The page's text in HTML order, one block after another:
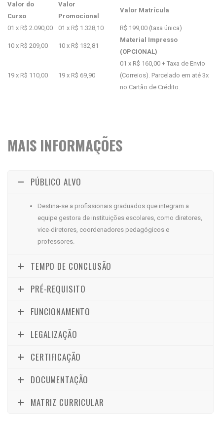
Valor do
Curso
Valor
Promocional
Valor Matrícula
01 x R$ 2.090,00 01 x R$ 1.328,10 R$ 199,00 (taxa única)
10 x R$ 209,00 10 x R$ 132,81
Material Impresso
(OPCIONAL)
19 x R$ 110,00 19 x R$ 69,90
01 x R$ 160,00 + Taxa de Envio
(Correios). Parcelado em até 3x
no Cartão de Crédito.
MAIS INFORMAÇÕES
PÚBLICO ALVO
Destina-se a profissionais graduados que integram a
equipe gestora de instituições escolares, como diretores,
vice-diretores, coordenadores pedagógicos e
professores.
TEMPO DE CONCLUSÃO
PRÉ-REQUISITO
FUNCIONAMENTO
LEGALIZAÇÃO
CERTIFICAÇÃO
DOCUMENTAÇÃO
MATRIZ CURRICULAR